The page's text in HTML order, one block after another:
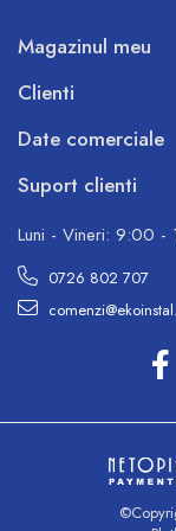
Unitate
Gaz ecologic
Extrem de
Compresor DC
Functionare cu
Magazinul meu
Clienti
Date comerciale
Suport clienti
Luni - Vineri: 9:00 -
0726 802 707